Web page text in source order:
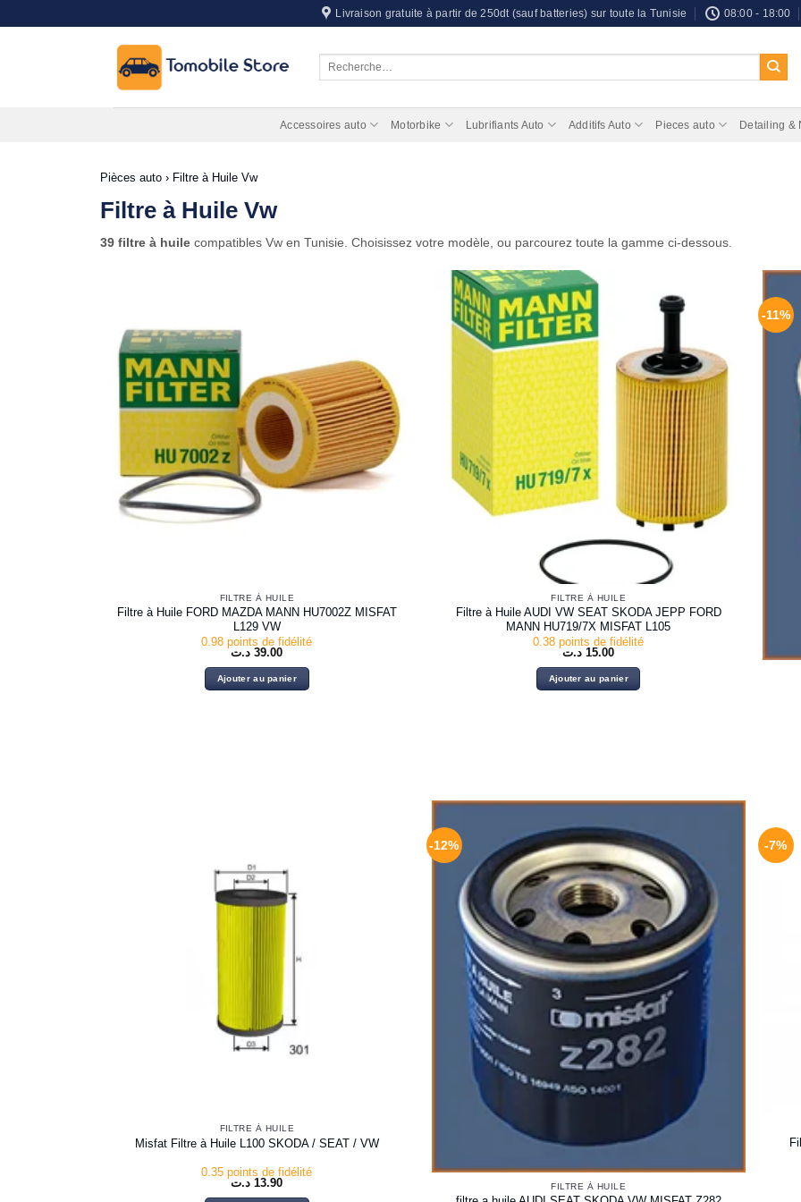
au
Livraison gratuite à partir de 250dt (sauf batteries) sur toute la Tunisie 08:00 - 18:00
Accessoires auto Motorbike Lubrifiants Auto Additifs Auto Pieces auto Detailing &
Pièces auto › Filtre à Huile Vw
Filtre à Huile Vw
39 filtre à huile compatibles Vw en Tunisie. Choisissez votre modèle, ou parcourez toute la gamme ci-dessous.
FILTRE À HUILE
Filtre à Huile FORD MAZDA MANN HU7002Z MISFAT
L129 VW
0.98 points de fidélité
39.00 د.ت
Ajouter au panier
FILTRE À HUILE
Filtre à Huile AUDI VW SEAT SKODA JEPP FORD
MANN HU719/7X MISFAT L105
0.38 points de fidélité
15.00 د.ت
Ajouter au panier
-11%
FILTRE À HUILE
Misfat Filtre à Huile L100 SKODA / SEAT / VW
0.35 points de fidélité
13.90 د.ت
-12%
FILTRE À HUILE
-7%